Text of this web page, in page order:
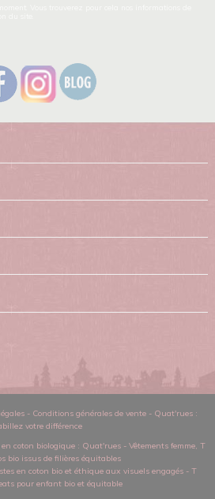
- Conditions générales de vente- Quat'rues :
votre différence
coton biologique : Quat'rues - Vêtements femme, T
bio issus de filières équitables
en coton bio et éthique aux visuels engagés - T
pour enfant bio et équitable